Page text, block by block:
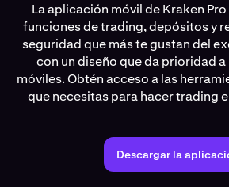
La aplicación móvil de Kraken
funciones de trading, depósitos y
seguridad que más te gustan del
con un diseño que da prioridad
móviles. Obtén acceso a las
que necesitas para hacer trading
Descargar la